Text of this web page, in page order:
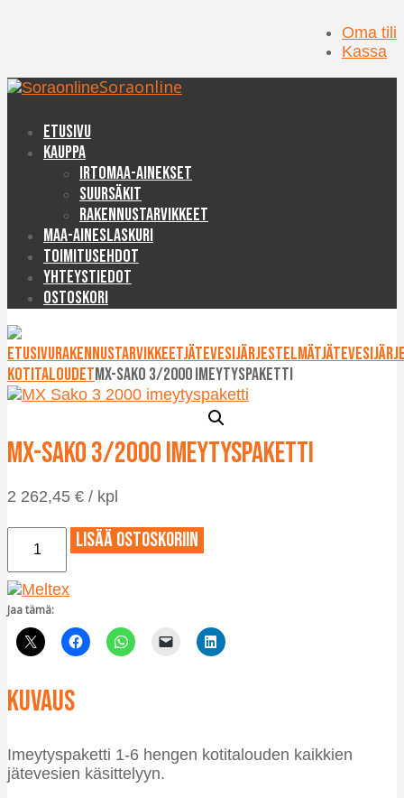
Oma tili
Kassa
Soraonline
Etusivu
Kauppa
Irtomaa-ainekset
Suursäkit
Rakennustarvikkeet
Maa-aineslaskuri
Toimitusehdot
Yhteystiedot
Ostoskori
EtusivuRakennustarvikkeetJätevesijärjestelmät
kotitaloudetMX-Sako 3/2000 imeytyspaketti
MX-Sako 3/2000 imeytyspaketti
2 262,45 € / kpl
Sako
3/2000
imeytyspaketti
määrä
Lisää ostoskoriin
Jaa tämä:
Kuvaus
Imeytyspaketti 1-6 hengen kotitalouden kaikkien
jätevesien käsittelyyn.